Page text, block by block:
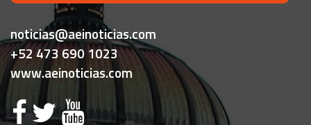
noticias@aeinoticias.com
+52 473 690 1023
www.aeinoticias.com